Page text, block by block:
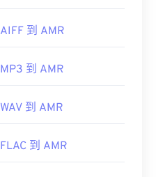
AIFF 到 AMR
MP3 到 AMR
WAV 到 AMR
FLAC 到 AMR